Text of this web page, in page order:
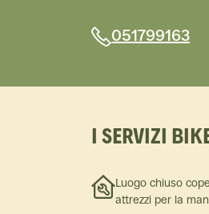
051799163
I SERVIZI
Luogo chiuso
attrezzi per la